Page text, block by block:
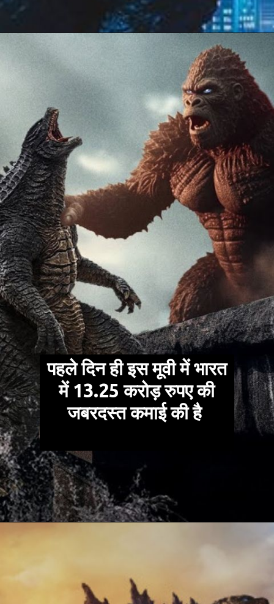
पहले दिन ही इस मूवी में भारत
में 13.25 करोड़ रुपए की
जबरदस्त कमाई की है